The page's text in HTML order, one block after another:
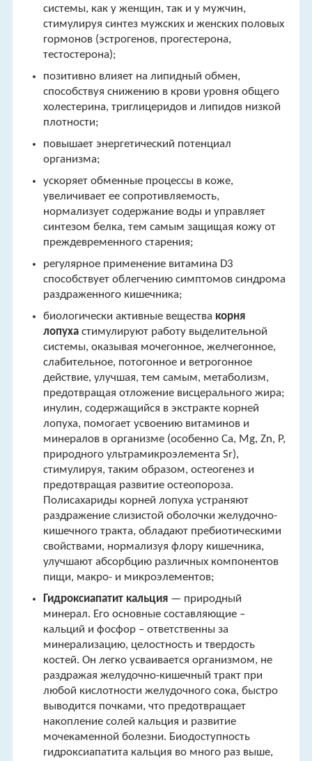
системы, как у женщин, так и у мужчин,
стимулируя синтез мужских и женских половых
гормонов (эстрогенов, прогестерона,
тестостерона);
позитивно влияет на липидный обмен,
способствуя снижению в крови уровня общего
холестерина, триглицеридов и липидов низкой
плотности;
повышает энергетический потенциал
организма;
ускоряет обменные процессы в коже,
увеличивает ее сопротивляемость,
нормализует содержание воды и управляет
синтезом белка, тем самым защищая кожу от
преждевременного старения;
регулярное применение витамина D3
способствует облегчению симптомов синдрома
раздраженного кишечника;
биологически активные вещества корня
лопухастимулируют работу выделительной
системы, оказывая мочегонное, желчегонное,
слабительное, потогонное и ветрогонное
действие, улучшая, тем самым, метаболизм,
предотвращая отложение висцерального жира;
инулин, содержащийся в экстракте корней
лопуха, помогает усвоению витаминов и
минералов в организме (особенно Ca, Mg, Zn, P,
природного ультрамикроэлемента Sr),
стимулируя, таким образом, остеогенез и
предотвращая развитие остеопороза.
Полисахариды корней лопуха устраняют
раздражение слизистой оболочки желудочно-
кишечного тракта, обладают пребиотическими
свойствами, нормализуя флору кишечника,
улучшают абсорбцию различных компонентов
пищи, макро- и микроэлементов;
Гидроксиапатит кальция— природный
минерал. Его основные составляющие –
кальций и фосфор – ответственны за
минерализацию, целостность и твердость
костей. Он легко усваивается организмом, не
раздражая желудочно-кишечный тракт при
любой кислотности желудочного сока, быстро
выводится почками, что предотвращает
накопление солей кальция и развитие
мочекаменной болезни. Биодоступность
гидроксиапатита кальция во много раз выше,